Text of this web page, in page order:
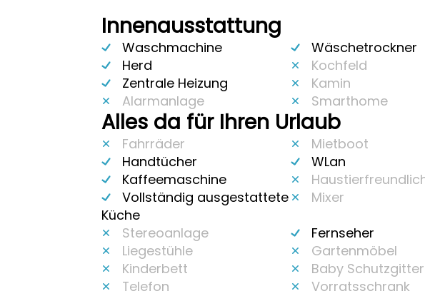
Innenausstattung
Waschmachine Wäschetrockner
Herd
Kochfeld
Zentrale Heizung
Kamin
Alarmanlage
Smarthome
Alles da für Ihren Urlaub
Fahrräder Mietboot
Handtücher
WLan
Kaffeemaschine
Vollständig ausgestattete
Küche
Mixer
Stereoanlage
Fernseher
Liegestühle
Gartenmöbel
Kinderbett
Baby Schutzgitter
Telefon
Vorratsschrank